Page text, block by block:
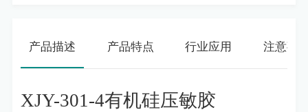
产品描述 产品特点 行业应用 注意事
XJY-301-4有机硅压敏胶